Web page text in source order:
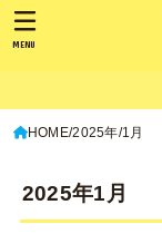
MENU
HOME 2025年 1月
2025年1月